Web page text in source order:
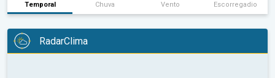
Temporal Chuva Vento Escorregadio
RadarClima